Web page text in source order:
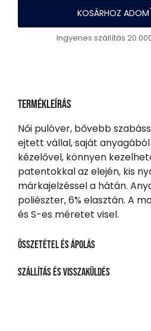
KOSÁRHOZ ADOM
Ingyenes szállítás
Termékleírás
Női pulóver, bővebb
ejtett vállal, saját anyagából
kézelővel, könnyen
patentokkal az elején, kis
márkajelzéssel a hátán.
poliészter, 6% elasztán. A
és S-es méretet visel.
Összetétel és ápolás
ANYAGÖSSZETÉTEL
Szállítás és visszaküldés